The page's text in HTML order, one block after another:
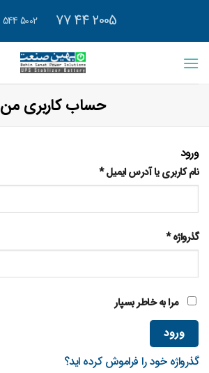
محتوا
5002 544 0919
حساب کاربری من
ورود
نام کاربری یا آدرس ایمیل*
گذرواژه*
مرا به خاطر بسپار
ورود
گذرواژه خود را فراموش کرده اید؟